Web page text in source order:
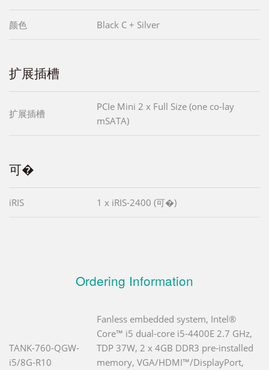
颜色 Black C + Silver
扩展插槽
扩展插槽
PCIe Mini 2 x Full Size (one co-lay
mSATA)
可�
iRIS 1 x iRIS-2400 (可�)
Ordering Information
TANK-760-QGW-
i5/8G-R10
Fanless embedded system, Intel®
Core™ i5 dual-core i5-4400E 2.7 GHz,
TDP 37W, 2 x 4GB DDR3 pre-installed
memory, VGA/HDMI™/DisplayPort,